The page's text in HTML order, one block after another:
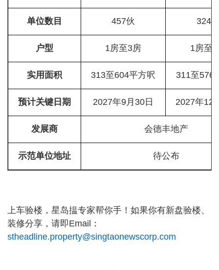
单位数目 457伙 324
户型 1房至3房 1房至
实用面积 313至604平方呎 311至576
预计关键日期 2027年9月30日 2027年12
发展商 会德丰地产
示范单位地址 待公布
上车验楼，星岛揾专家帮你手！如果你有新盘验楼、
装修分享，请即Email：
stheadline.property@singtaonewscorp.com